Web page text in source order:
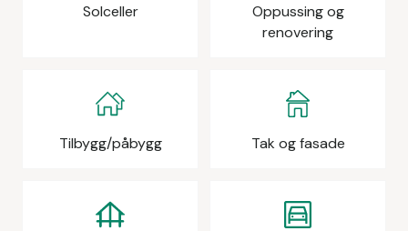
Solceller
Oppussing og
renovering
Tilbygg/påbygg Tak og fasade